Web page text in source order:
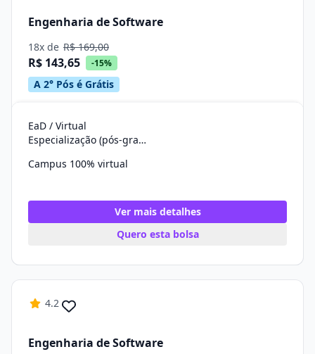
Engenharia de Software
18x de R$ 169,00
R$ 143,65 -15%
A 2° Pós é Grátis
EaD / Virtual
Especialização (pós-graduação)
Campus 100% virtual
Ver mais detalhes
Quero esta bolsa
4.2
Engenharia de Software